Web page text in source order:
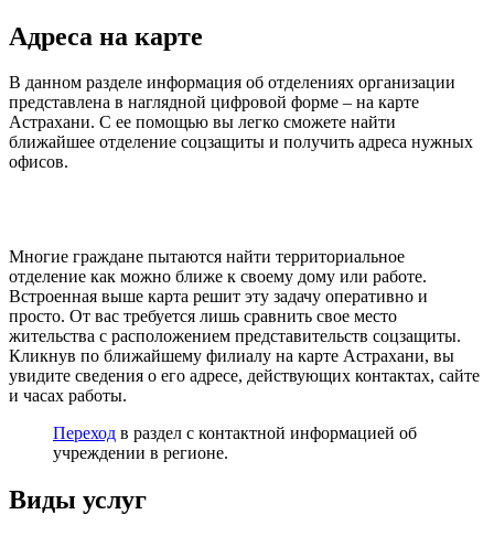
Адреса на карте
В данном разделе информация об отделениях организации
представлена в наглядной цифровой форме – на карте
Астрахани. С ее помощью вы легко сможете найти
ближайшее отделение соцзащиты и получить адреса нужных
офисов.
Многие граждане пытаются найти территориальное
отделение как можно ближе к своему дому или работе.
Встроенная выше карта решит эту задачу оперативно и
просто. От вас требуется лишь сравнить свое место
жительства с расположением представительств соцзащиты.
Кликнув по ближайшему филиалу на карте Астрахани, вы
увидите сведения о его адресе, действующих контактах, сайте
и часах работы.
Переход в раздел с контактной информацией об
учреждении в регионе.
Виды услуг